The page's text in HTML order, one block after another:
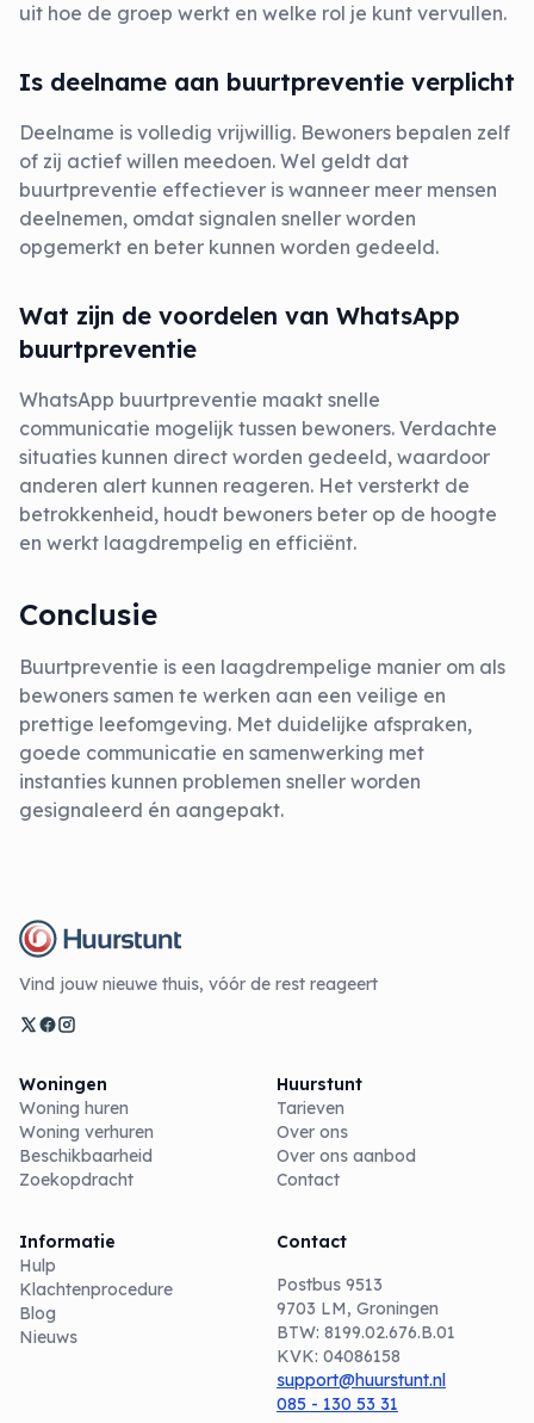
uit hoe de groep werkt en welke rol je kunt vervullen.
Is deelname aan buurtpreventie verplicht
Deelname is volledig vrijwillig. Bewoners bepalen zelf
of zij actief willen meedoen. Wel geldt dat
buurtpreventie effectiever is wanneer meer mensen
deelnemen, omdat signalen sneller worden
opgemerkt en beter kunnen worden gedeeld.
Wat zijn de voordelen van WhatsApp
buurtpreventie
WhatsApp buurtpreventie maakt snelle
communicatie mogelijk tussen bewoners. Verdachte
situaties kunnen direct worden gedeeld, waardoor
anderen alert kunnen reageren. Het versterkt de
betrokkenheid, houdt bewoners beter op de hoogte
en werkt laagdrempelig en efficiënt.
Conclusie
Buurtpreventie is een laagdrempelige manier om als
bewoners samen te werken aan een veilige en
prettige leefomgeving. Met duidelijke afspraken,
goede communicatie en samenwerking met
instanties kunnen problemen sneller worden
gesignaleerd én aangepakt.
Vind jouw nieuwe thuis, vóór de rest reageert
Woningen
Woning huren
Woning verhuren
Beschikbaarheid
Zoekopdracht
Huurstunt
Tarieven
Over ons
Over ons aanbod
Contact
Informatie
Hulp
Klachtenprocedure
Blog
Nieuws
Contact
Postbus 9513
9703 LM, Groningen
BTW: 8199.02.676.B.01
KVK: 04086158
support@huurstunt.nl
085 - 130 53 31